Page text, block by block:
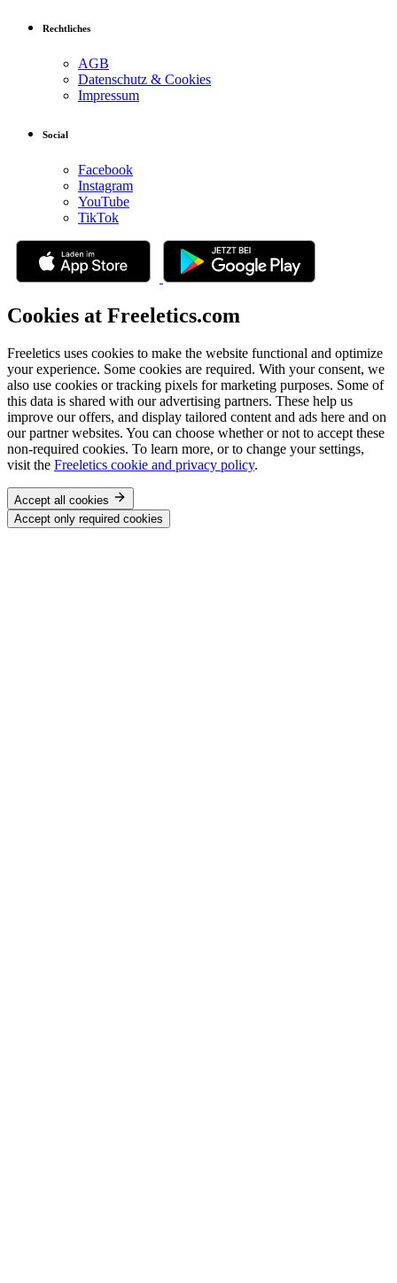
Rechtliches
AGB
Datenschutz & Cookies
Impressum
Social
Facebook
Instagram
YouTube
TikTok
Cookies at Freeletics.com
Freeletics uses cookies to make the website functional and optimize
your experience. Some cookies are required. With your consent, we
also use cookies or tracking pixels for marketing purposes. Some of
this data is shared with our advertising partners. These help us
improve our offers, and display tailored content and ads here and on
our partner websites. You can choose whether or not to accept these
non-required cookies. To learn more, or to change your settings,
visit the Freeletics cookie and privacy policy.
Accept all cookies
Accept only required cookies